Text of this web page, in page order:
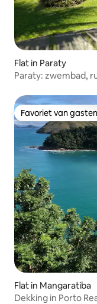
Flat in Paraty
Paraty: zwembad,
Favoriet van gasten
Favoriet van gasten
Flat in Mangaratiba
Dekking in Porto